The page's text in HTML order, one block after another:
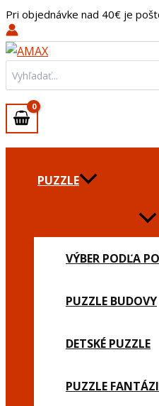
Preskočiť
na
obsah
Pri objednávke nad 40€ je
for:
PUZZLE
VÝBER PODĽA
PUZZLE BUDOVY
DETSKÉ PUZZLE
PUZZLE
Kovová
kľúčenka
Zbraň
M16A4
(11,5
cm)